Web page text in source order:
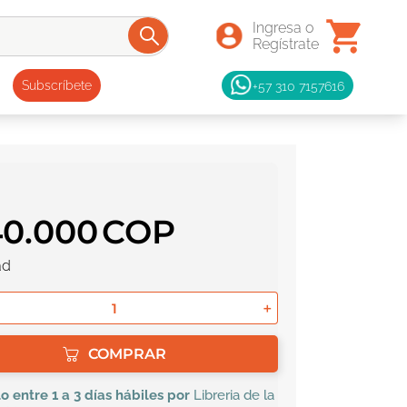
Subscríbete +57 310 7157616
.000
＋
COMPRAR
entre 1 a 3 días hábiles por Libreria de la